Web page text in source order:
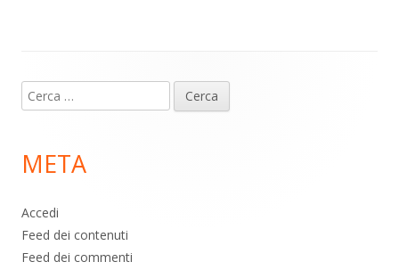
piè
pagina
Ricerca
per:
META
Accedi
Feed dei contenuti
Feed dei commenti